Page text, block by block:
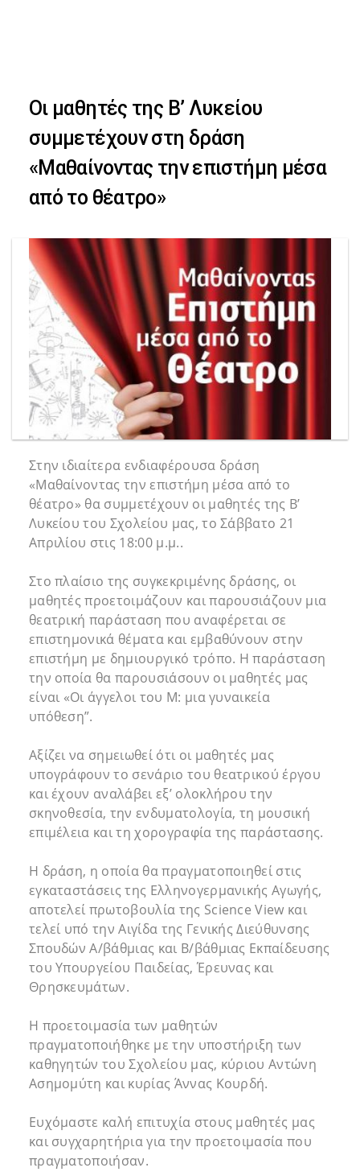
navigation
content
Οι μαθητές της Β’ Λυκείου
συμμετέχουν στη δράση
«Μαθαίνοντας την επιστήμη μέσα
από το θέατρο»
Στην ιδιαίτερα ενδιαφέρουσα δράση
«Μαθαίνοντας την επιστήμη μέσα από το
θέατρο» θα συμμετέχουν οι μαθητές της Β’
Λυκείου του Σχολείου μας, το Σάββατο 21
Απριλίου στις 18:00 μ.μ..
Στο πλαίσιο της συγκεκριμένης δράσης, οι
μαθητές προετοιμάζουν και παρουσιάζουν μια
θεατρική παράσταση που αναφέρεται σε
επιστημονικά θέματα και εμβαθύνουν στην
επιστήμη με δημιουργικό τρόπο. Η παράσταση
την οποία θα παρουσιάσουν οι μαθητές μας
είναι «Οι άγγελοι του Μ: μια γυναικεία
υπόθεση”.
Αξίζει να σημειωθεί ότι οι μαθητές μας
υπογράφουν το σενάριο του θεατρικού έργου
και έχουν αναλάβει εξ’ ολοκλήρου την
σκηνοθεσία, την ενδυματολογία, τη μουσική
επιμέλεια και τη χορογραφία της παράστασης.
Η δράση, η οποία θα πραγματοποιηθεί στις
εγκαταστάσεις της Ελληνογερμανικής Αγωγής,
αποτελεί πρωτοβουλία της Science View και
τελεί υπό την Αιγίδα της Γενικής Διεύθυνσης
Σπουδών Α/βάθμιας και Β/βάθμιας Εκπαίδευσης
του Υπουργείου Παιδείας, Έρευνας και
Θρησκευμάτων.
Η προετοιμασία των μαθητών
πραγματοποιήθηκε με την υποστήριξη των
καθηγητών του Σχολείου μας, κύριου Αντώνη
Ασημομύτη και κυρίας Άννας Κουρδή.
Ευχόμαστε καλή επιτυχία στους μαθητές μας
και συγχαρητήρια για την προετοιμασία που
πραγματοποιήσαν.